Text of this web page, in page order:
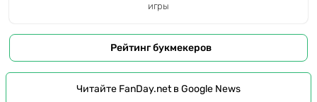
игры
Рейтинг букмекеров
Читайте FanDay.net в Google News